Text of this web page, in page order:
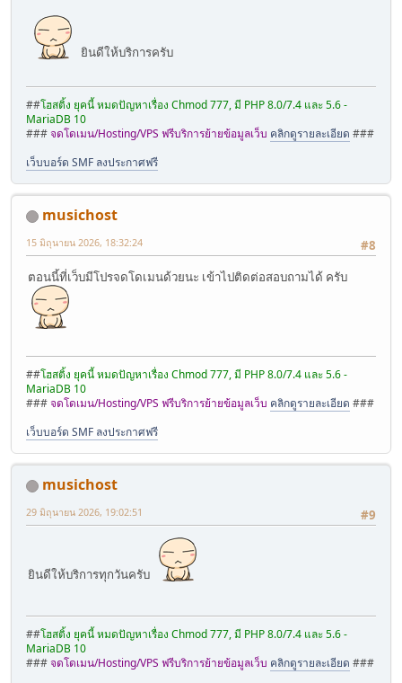
ยินดีให้บริการครับ
##โฮสติ้ง ยุคนี้ หมดปัญหาเรื่อง Chmod 777, มี PHP 8.0/7.4 และ 5.6 -
MariaDB 10
###จดโดเมน/Hosting/VPS ฟรีบริการย้ายข้อมูลเว็บ คลิกดูรายละเอียด ###
เว็บบอร์ด SMF ลงประกาศฟรี
musichost
#8
15 มิถุนายน 2026, 18:32:24
ตอนนี้ที่เว็บมีโปรจดโดเมนด้วยนะ เข้าไปติดต่อสอบถามได้ ครับ
##โฮสติ้ง ยุคนี้ หมดปัญหาเรื่อง Chmod 777, มี PHP 8.0/7.4 และ 5.6 -
MariaDB 10
###จดโดเมน/Hosting/VPS ฟรีบริการย้ายข้อมูลเว็บ คลิกดูรายละเอียด ###
เว็บบอร์ด SMF ลงประกาศฟรี
musichost
#9
29 มิถุนายน 2026, 19:02:51
ยินดีให้บริการทุกวันครับ
##โฮสติ้ง ยุคนี้ หมดปัญหาเรื่อง Chmod 777, มี PHP 8.0/7.4 และ 5.6 -
MariaDB 10
###จดโดเมน/Hosting/VPS ฟรีบริการย้ายข้อมูลเว็บ คลิกดูรายละเอียด ###